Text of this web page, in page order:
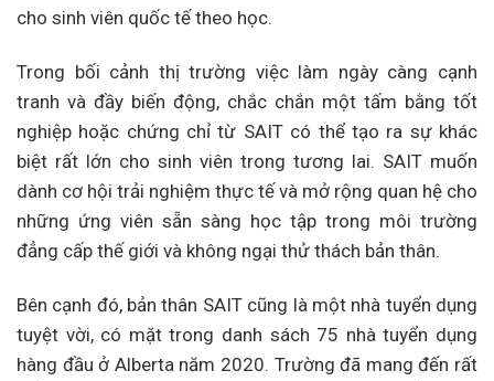
cho sinh viên quốc tế theo học.
Trong bối cảnh thị trường việc làm ngày càng cạnh
tranh và đầy biến động, chắc chắn một tấm bằng tốt
nghiệp hoặc chứng chỉ từ SAIT có thể tạo ra sự khác
biệt rất lớn cho sinh viên trong tương lai. SAIT muốn
dành cơ hội trải nghiệm thực tế và mở rộng quan hệ cho
những ứng viên sẵn sàng học tập trong môi trường
đẳng cấp thế giới và không ngại thử thách bản thân.
Bên cạnh đó, bản thân SAIT cũng là một nhà tuyển dụng
tuyệt vời, có mặt trong danh sách 75 nhà tuyển dụng
hàng đầu ở Alberta năm 2020. Trường đã mang đến rất